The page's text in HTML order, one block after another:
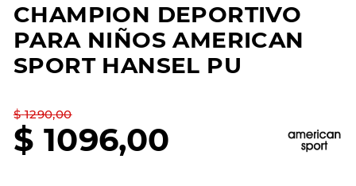
CHAMPION DEPORTIVO
PARA NIÑOS AMERICAN
SPORT HANSEL PU
$ 1290,00
$ 1096,00
.
skechers slip-ins
4.
championes